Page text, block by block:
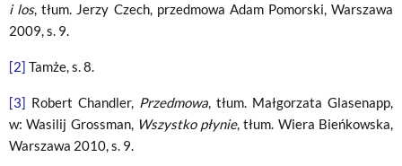
i los, tłum. Jerzy Czech, przedmowa Adam Pomorski, Warszawa
2009, s. 9.
[2] Tamże, s. 8.
[3] Robert Chandler, Przedmowa, tłum. Małgorzata Glasenapp,
w: Wasilij Grossman, Wszystko płynie, tłum. Wiera Bieńkowska,
Warszawa 2010, s. 9.